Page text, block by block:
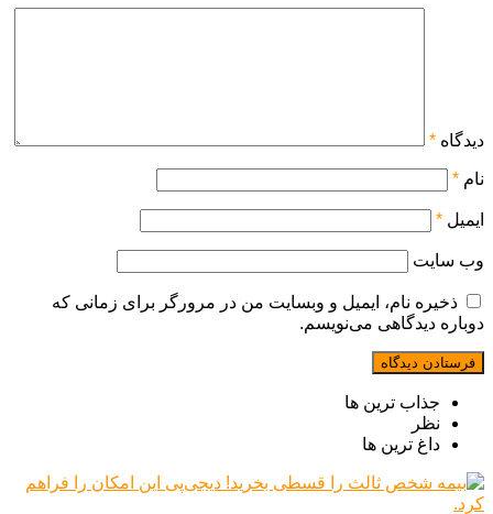
دیدگاه *
نام *
ایمیل *
وب‌ سایت
ذخیره نام، ایمیل و وبسایت من در مرورگر برای زمانی که
دوباره دیدگاهی می‌نویسم.
جذاب ترین ها
نظر
داغ ترین ها